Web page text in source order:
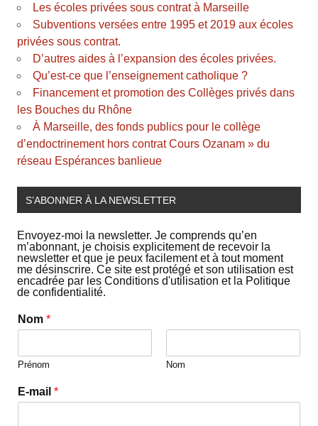
Les écoles privées sous contrat à Marseille
Subventions versées entre 1995 et 2019 aux écoles
privées sous contrat.
D’autres aides à l’expansion des écoles privées.
Qu’est-ce que l’enseignement catholique ?
Financement et promotion des Collèges privés dans
les Bouches du Rhône
À Marseille, des fonds publics pour le collège
d’endoctrinement hors contrat Cours Ozanam » du
réseau Espérances banlieue
S’ABONNER À LA NEWSLETTER
Envoyez-moi la newsletter. Je comprends qu’en
m’abonnant, je choisis explicitement de recevoir la
newsletter et que je peux facilement et à tout moment
me désinscrire. Ce site est protégé et son utilisation est
encadrée par les Conditions d'utilisation et la Politique
de confidentialité.
Nom *
Prénom Nom
E-mail *